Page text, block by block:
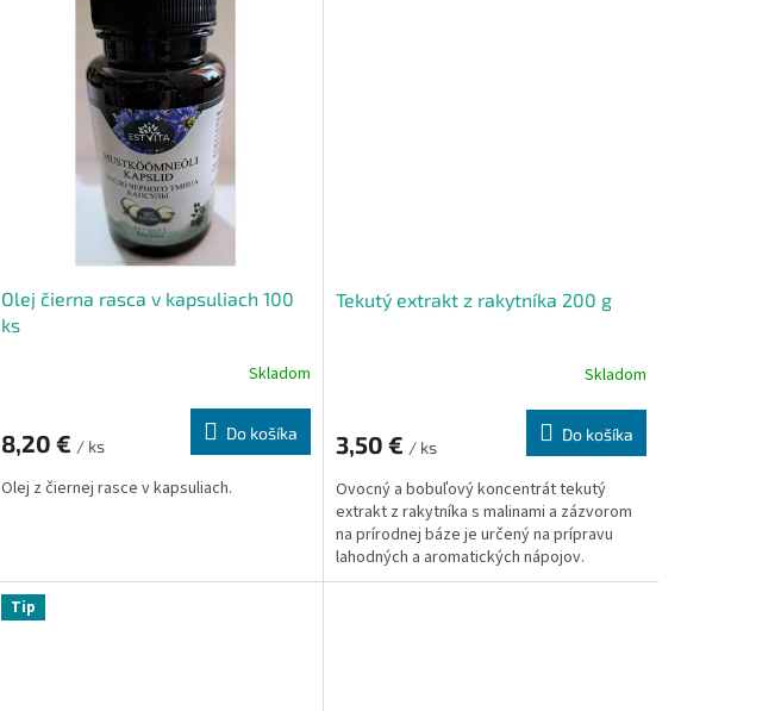
Olej čierna rasca v kapsuliach 100
ks
Skladom
8,20 € / ks
Do košíka
Olej z čiernej rasce v kapsuliach.
Tekutý extrakt z rakytníka 200 g
Skladom
3,50 € / ks
Do košíka
Ovocný a bobuľový koncentrát tekutý
extrakt z rakytníka s malinami a zázvorom
na prírodnej báze je určený na prípravu
lahodných a aromatických nápojov.
Tip